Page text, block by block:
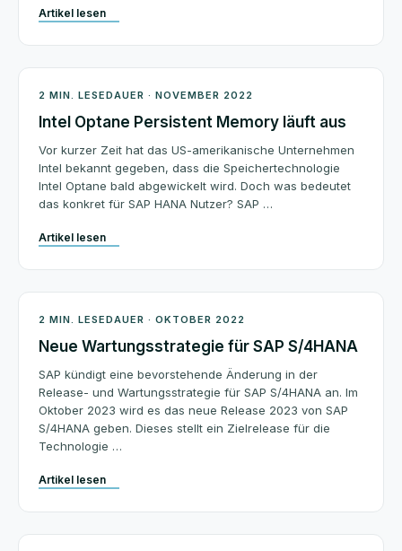
Artikel lesen
SAP News
2 MIN. LESEDAUER · NOVEMBER 2022
Intel Optane Persistent Memory läuft aus
Vor kurzer Zeit hat das US-amerikanische Unternehmen
Intel bekannt gegeben, dass die Speichertechnologie
Intel Optane bald abgewickelt wird. Doch was bedeutet
das konkret für SAP HANA Nutzer? SAP …
Artikel lesen
Architektur
2 MIN. LESEDAUER · OKTOBER 2022
Neue Wartungsstrategie für SAP S/4HANA
SAP kündigt eine bevorstehende Änderung in der
Release- und Wartungsstrategie für SAP S/4HANA an. Im
Oktober 2023 wird es das neue Release 2023 von SAP
S/4HANA geben. Dieses stellt ein Zielrelease für die
Technologie …
Artikel lesen